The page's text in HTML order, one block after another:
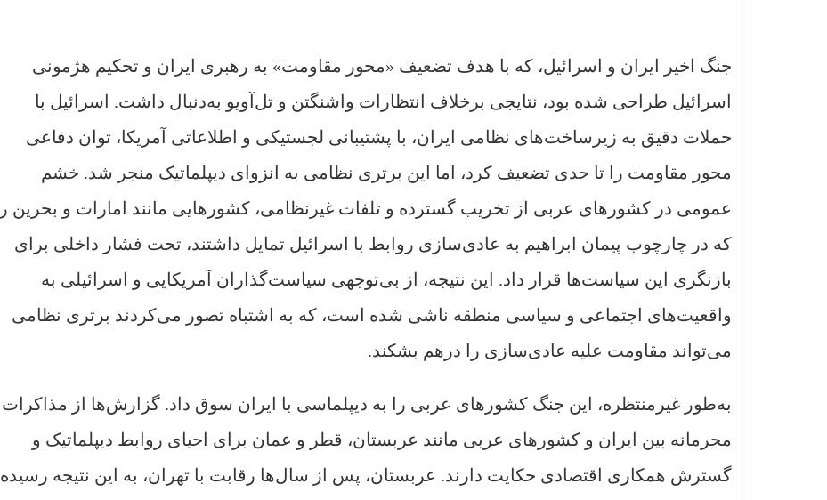
جنگ اخیر ایران و اسرائیل، که با هدف تضعیف «محور مقاومت» به رهبری ایران و تحکیم هژمونی
اسرائیل طراحی شده بود، نتایجی برخلاف انتظارات واشنگتن و تل‌آویو به‌دنبال داشت. اسرائیل با
حملات دقیق به زیرساخت‌های نظامی ایران، با پشتیبانی لجستیکی و اطلاعاتی آمریکا، توان دفاعی
محور مقاومت را تا حدی تضعیف کرد، اما این برتری نظامی به انزوای دیپلماتیک منجر شد. خشم
عمومی در کشورهای عربی از تخریب گسترده و تلفات غیرنظامی، کشورهایی مانند امارات و بحرین را
که در چارچوب پیمان ابراهیم به عادی‌سازی روابط با اسرائیل تمایل داشتند، تحت فشار داخلی برای
بازنگری این سیاست‌ها قرار داد. این نتیجه، از بی‌توجهی سیاست‌گذاران آمریکایی و اسرائیلی به
واقعیت‌های اجتماعی و سیاسی منطقه ناشی شده است، که به اشتباه تصور می‌کردند برتری نظامی
می‌تواند مقاومت علیه عادی‌سازی را درهم بشکند.
به‌طور غیرمنتظره، این جنگ کشورهای عربی را به دیپلماسی با ایران سوق داد. گزارش‌ها از مذاکرات
محرمانه بین ایران و کشورهای عربی مانند عربستان، قطر و عمان برای احیای روابط دیپلماتیک و
گسترش همکاری اقتصادی حکایت دارند. عربستان، پس از سال‌ها رقابت با تهران، به این نتیجه رسیده